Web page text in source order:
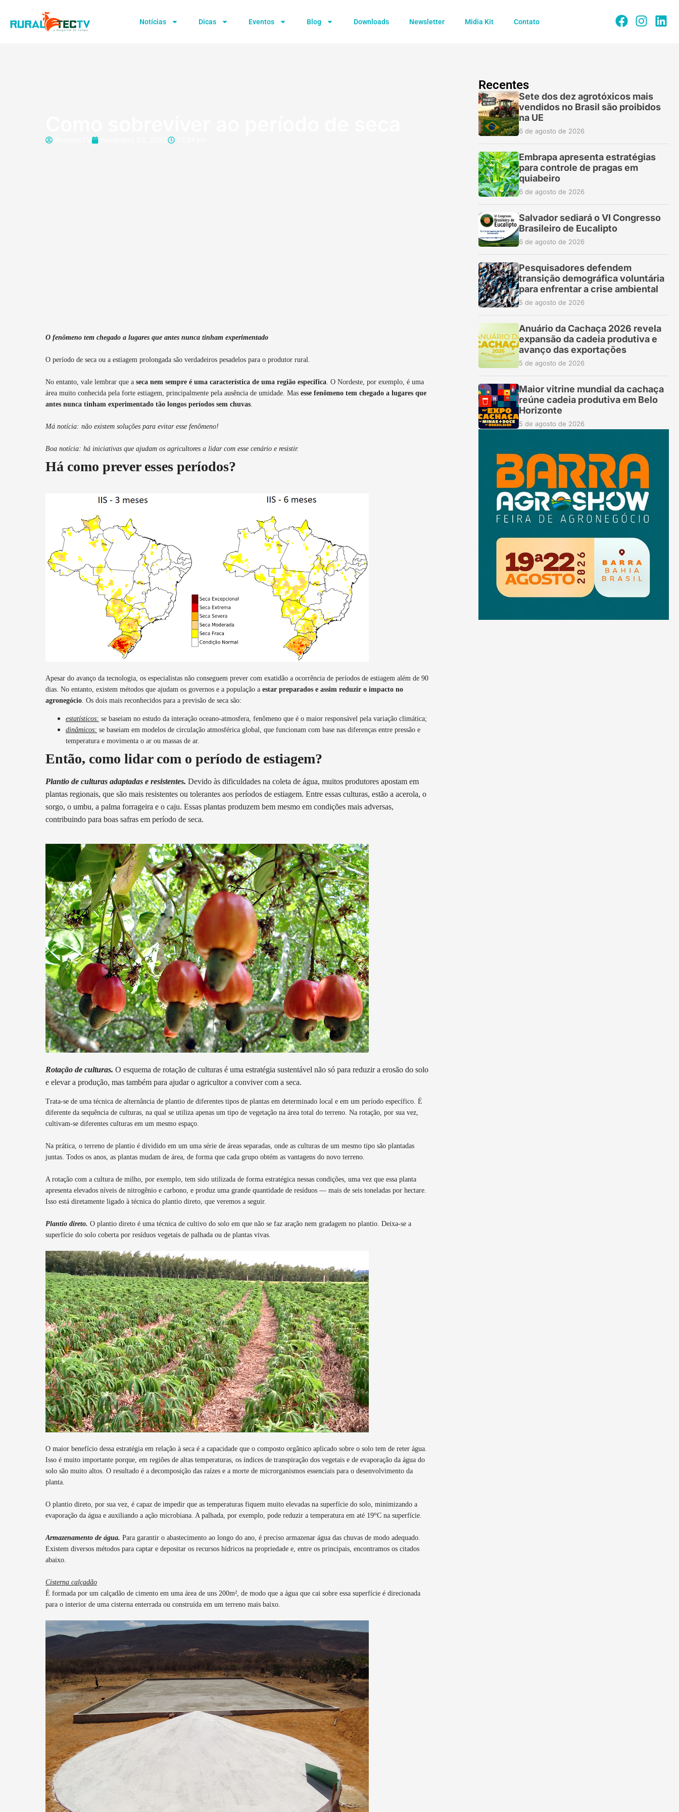
Notícias Dicas Eventos Blog Downloads Newsletter Midia Kit Contato
O fenômeno tem chegado a lugares que antes nunca tinham experimentado
O período de seca ou a estiagem prolongada são verdadeiros pesadelos para o produtor rural.
No entanto, vale lembrar que a seca nem sempre é uma característica de uma região específica. O Nordeste, por exemplo, é uma
área muito conhecida pela forte estiagem, principalmente pela ausência de umidade. Mas esse fenômeno tem chegado a lugares que
antes nunca tinham experimentado tão longos períodos sem chuvas.
Má notícia: não existem soluções para evitar esse fenômeno!
Boa notícia: há iniciativas que ajudam os agricultores a lidar com esse cenário e resistir.
Há como prever esses períodos?
Apesar do avanço da tecnologia, os especialistas não conseguem prever com exatidão a ocorrência de períodos de estiagem além de 90
dias. No entanto, existem métodos que ajudam os governos e a população a estar preparados e assim reduzir o impacto no
agronegócio. Os dois mais reconhecidos para a previsão de seca são:
estatísticos: se baseiam no estudo da interação oceano-atmosfera, fenômeno que é o maior responsável pela variação climática;
dinâmicos: se baseiam em modelos de circulação atmosférica global, que funcionam com base nas diferenças entre pressão e
temperatura e movimenta o ar ou massas de ar.
Então, como lidar com o período de estiagem?
Plantio de culturas adaptadas e resistentes. Devido às dificuldades na coleta de água, muitos produtores apostam em
plantas regionais, que são mais resistentes ou tolerantes aos períodos de estiagem. Entre essas culturas, estão a acerola, o
sorgo, o umbu, a palma forrageira e o caju. Essas plantas produzem bem mesmo em condições mais adversas,
contribuindo para boas safras em período de seca.
Rotação de culturas. O esquema de rotação de culturas é uma estratégia sustentável não só para reduzir a erosão do solo
e elevar a produção, mas também para ajudar o agricultor a conviver com a seca.
Trata-se de uma técnica de alternância de plantio de diferentes tipos de plantas em determinado local e em um período específico. É
diferente da sequência de culturas, na qual se utiliza apenas um tipo de vegetação na área total do terreno. Na rotação, por sua vez,
cultivam-se diferentes culturas em um mesmo espaço.
Na prática, o terreno de plantio é dividido em um uma série de áreas separadas, onde as culturas de um mesmo tipo são plantadas
juntas. Todos os anos, as plantas mudam de área, de forma que cada grupo obtém as vantagens do novo terreno.
A rotação com a cultura de milho, por exemplo, tem sido utilizada de forma estratégica nessas condições, uma vez que essa planta
apresenta elevados níveis de nitrogênio e carbono, e produz uma grande quantidade de resíduos — mais de seis toneladas por hectare.
Isso está diretamente ligado à técnica do plantio direto, que veremos a seguir.
Plantio direto. O plantio direto é uma técnica de cultivo do solo em que não se faz aração nem gradagem no plantio. Deixa-se a
superfície do solo coberta por resíduos vegetais de palhada ou de plantas vivas.
O maior benefício dessa estratégia em relação à seca é a capacidade que o composto orgânico aplicado sobre o solo tem de reter água.
Isso é muito importante porque, em regiões de altas temperaturas, os índices de transpiração dos vegetais e de evaporação da água do
solo são muito altos. O resultado é a decomposição das raízes e a morte de microrganismos essenciais para o desenvolvimento da
planta.
O plantio direto, por sua vez, é capaz de impedir que as temperaturas fiquem muito elevadas na superfície do solo, minimizando a
evaporação da água e auxiliando a ação microbiana. A palhada, por exemplo, pode reduzir a temperatura em até 19oC na superfície.
Armazenamento de água. Para garantir o abastecimento ao longo do ano, é preciso armazenar água das chuvas de modo adequado.
Existem diversos métodos para captar e depositar os recursos hídricos na propriedade e, entre os principais, encontramos os citados
abaixo.
Cisterna calçadão
É formada por um calçadão de cimento em uma área de uns 200m², de modo que a água que cai sobre essa superfície é direcionada
para o interior de uma cisterna enterrada ou construída em um terreno mais baixo.
Recentes
Sete dos dez agrotóxicos mais
vendidos no Brasil são proibidos
na UE
6 de agosto de 2026
Embrapa apresenta estratégias
para controle de pragas em
quiabeiro
6 de agosto de 2026
Salvador sediará o VI Congresso
Brasileiro de Eucalipto
6 de agosto de 2026
Pesquisadores defendem
transição demográfica voluntária
para enfrentar a crise ambiental
5 de agosto de 2026
Anuário da Cachaça 2026 revela
expansão da cadeia produtiva e
avanço das exportações
5 de agosto de 2026
Maior vitrine mundial da cachaça
reúne cadeia produtiva em Belo
Horizonte
5 de agosto de 2026